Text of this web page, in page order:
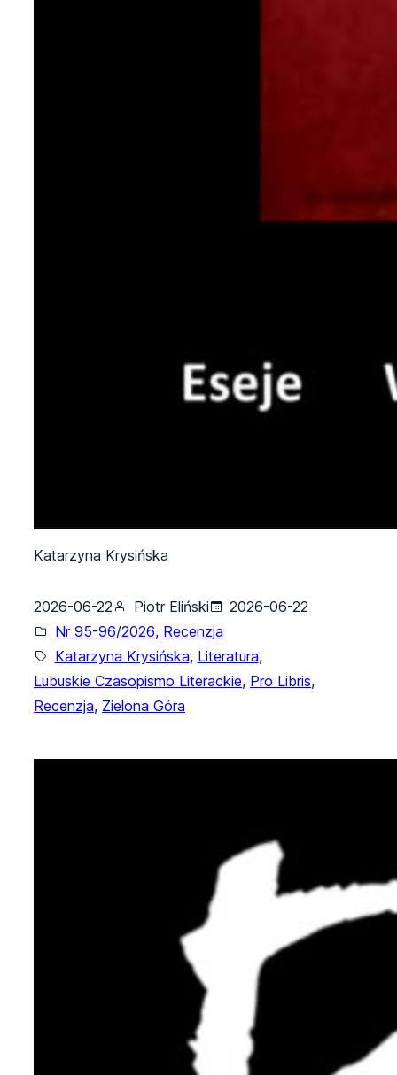
Katarzyna Krysińska
2026-06-22 Piotr Eliński
2026-06-22
Nr 95-96/2026, Recenzja
Katarzyna Krysińska, Literatura,
Lubuskie Czasopismo Literackie, Pro Libris,
Recenzja, Zielona Góra